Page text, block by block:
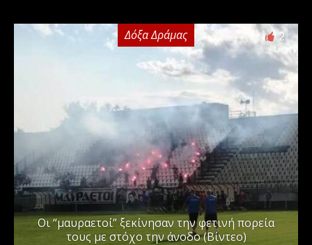
Δόξα Δράμας 2
Οι “μαυραετοί” ξεκίνησαν την φετινή πορεία
τους με στόχο την άνοδο (Βίντεο)